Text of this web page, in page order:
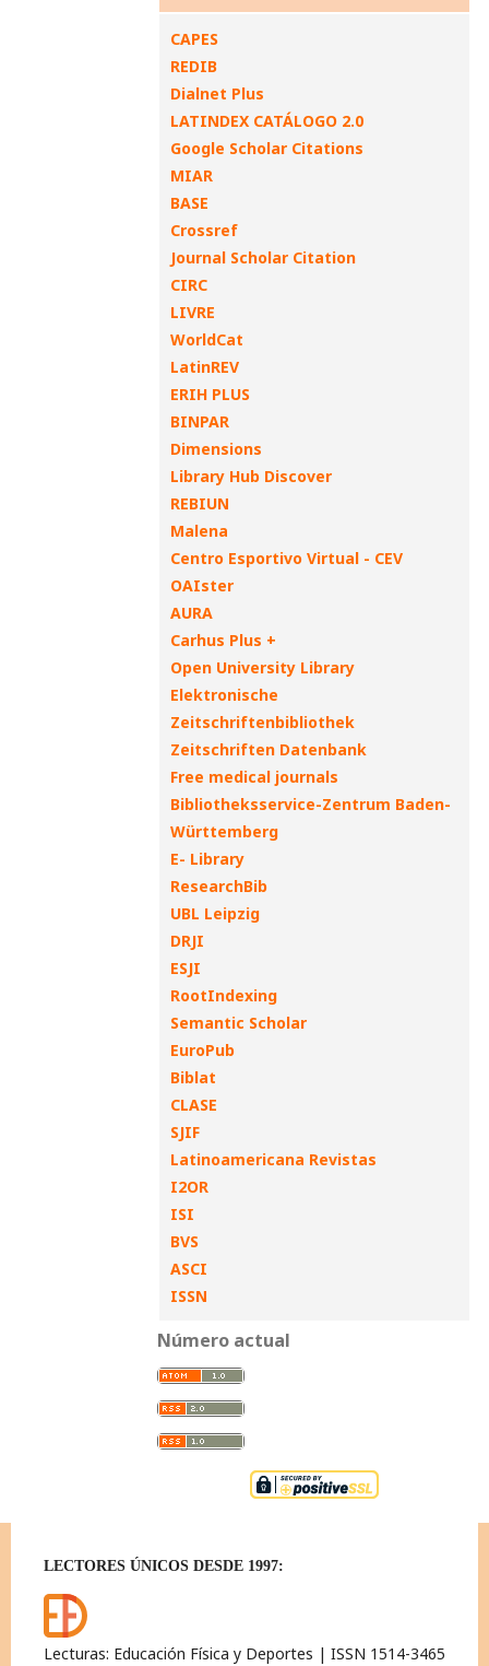
CAPES
REDIB
Dialnet Plus
LATINDEX CATÁLOGO 2.0
Google Scholar Citations
MIAR
BASE
Crossref
Journal Scholar Citation
CIRC
LIVRE
WorldCat
LatinREV
ERIH PLUS
BINPAR
Dimensions
Library Hub Discover
REBIUN
Malena
Centro Esportivo Virtual - CEV
OAIster
AURA
Carhus Plus +
Open University Library
Elektronische
Zeitschriftenbibliothek
Zeitschriften Datenbank
Free medical journals
Bibliotheksservice-Zentrum Baden-
Württemberg
E- Library
ResearchBib
UBL Leipzig
DRJI
ESJI
RootIndexing
Semantic Scholar
EuroPub
Biblat
CLASE
SJIF
Latinoamericana Revistas
I2OR
ISI
BVS
ASCI
ISSN
Número actual
LECTORES ÚNICOS DESDE 1997:
Lecturas: Educación Física y Deportes | ISSN 1514-3465